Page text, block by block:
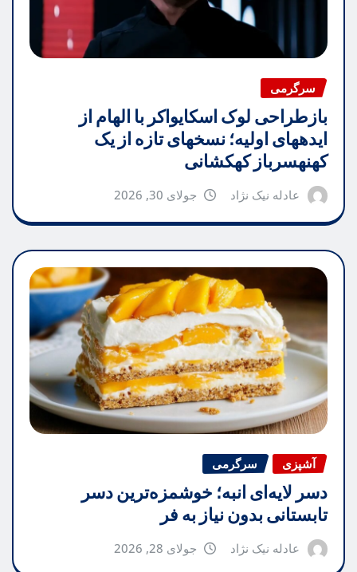
سرگرمی
بازطراحی لوک اسکایواکر با الهام از
ایدههای اولیه؛ نسخهای تازه از یک
کهنهسرباز کهکشانی
عادله نیک نژاد جولای 30, 2026
آشپزی سرگرمی
دسر لایه‌ای انبه؛ خوشمزه‌ترین دسر
تابستانی بدون نیاز به فر
عادله نیک نژاد جولای 28, 2026